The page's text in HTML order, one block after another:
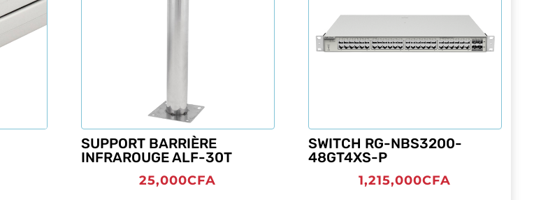
SUPPORT BARRIÈRE
INFRAROUGE ALF-30T
25,000CFA
SWITCH RG-NBS3200-
48GT4XS-P
1,215,000CFA